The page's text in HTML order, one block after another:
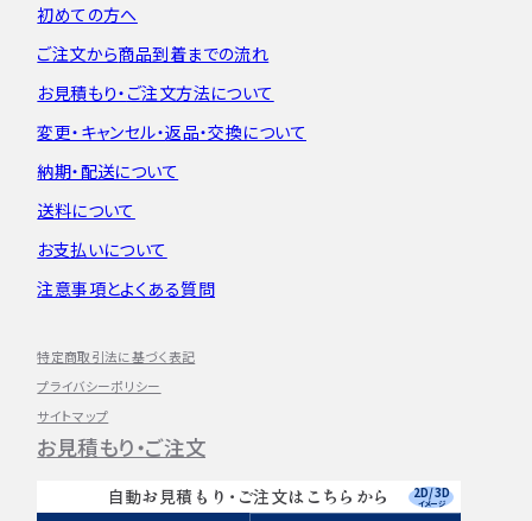
初めての方へ
ご注文から商品到着までの流れ
お見積もり・ ご注文方法について
変更・キャンセル・返品・交換について
納期・配送について
送料について
お支払いについて
注意事項とよくある質問
特定商取引法に基づく表記
プライバシーポリシー
サイトマップ
お見積もり・ご注文
自動お見積もり・ご注文はこちらから 2D/3D
イメージ